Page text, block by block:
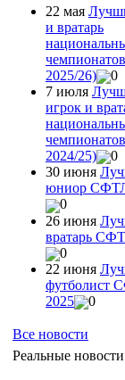
22 мая
и вратарь
2025/26)
0
7 июля
игрок и
2024/25)
0
30 июня
юниор
0
26 июня
вратарь
0
22 июня
футболист
2025
0
Все новости
Реальные новости